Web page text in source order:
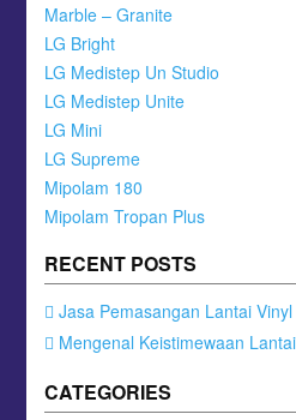
Marble – Granite
LG Bright
LG Medistep Un Studio
LG Medistep Unite
LG Mini
LG Supreme
Mipolam 180
Mipolam Tropan Plus
RECENT POSTS
Jasa Pemasangan Lantai
Mengenal Keistimewaan
CATEGORIES